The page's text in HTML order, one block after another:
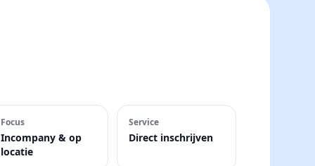
Focus
Incompany & op
locatie
Service
Direct inschrijven